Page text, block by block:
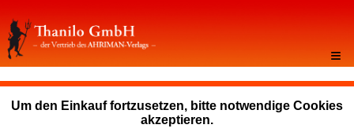
≡
Um den Einkauf fortzusetzen, bitte notwendige Cookies
akzeptieren.